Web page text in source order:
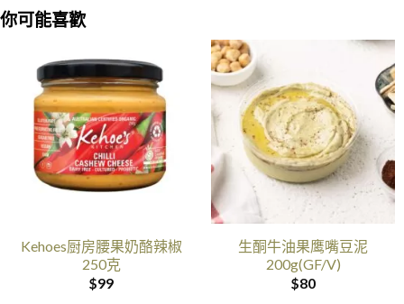
你可能喜歡
Kehoes厨房腰果奶酪辣椒
250克
$99
生酮牛油果鹰嘴豆泥
200g(GF/V)
$80